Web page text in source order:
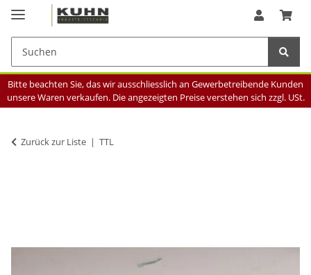
Bitte beachten Sie, das wir ausschliesslich an Gewerbetreibende Kunden
unsere Waren verkaufen. Die angezeigten Preise verstehen sich zzgl. USt.
Zurück zur Liste TTL